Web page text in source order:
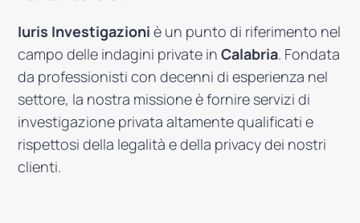
Iuris Investigazioni è un punto di riferimento nel
campo delle indagini private inCalabria. Fondata
da professionisti con decenni di esperienza nel
settore, la nostra missione è fornire servizi di
investigazione privata altamente qualificati e
rispettosi della legalità e della privacy dei nostri
clienti.